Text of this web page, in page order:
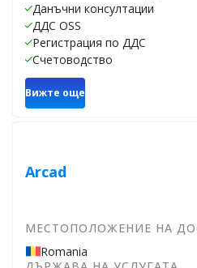
Данъчни консултации
ДДС OSS
Регистрация по ДДС
Счетоводство
Вижте още
Arcad
МЕСТОПОЛОЖЕНИЕ НА
Romania